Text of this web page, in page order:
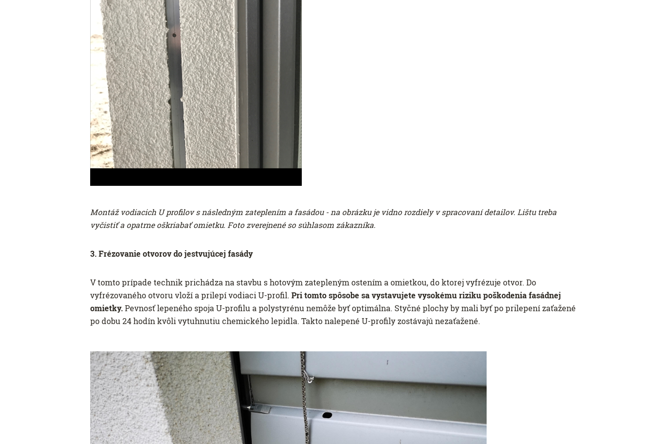
Montáž vodiacich U profilov s následným zateplením a fasádou - na obrázku je vidno rozdiely v spracovaní detailov. Lištu treba
vyčistiť a opatrne oškriabať omietku. Foto zverejnené so súhlasom zákazníka.
3. Frézovanie otvorov do jestvujúcej fasády
V tomto prípade technik prichádza na stavbu s hotovým zatepleným ostením a omietkou, do ktorej vyfrézuje otvor. Do
vyfrézovaného otvoru vloží a prilepí vodiaci U-profil. Pri tomto spôsobe sa vystavujete vysokému riziku poškodenia fasádnej
omietky. Pevnosť lepeného spoja U-profilu a polystyrénu nemôže byť optimálna. Styčné plochy by mali byť po prilepení zaťažené
po dobu 24 hodín kvôli vytuhnutiu chemického lepidla. Takto nalepené U-profily zostávajú nezaťažené.